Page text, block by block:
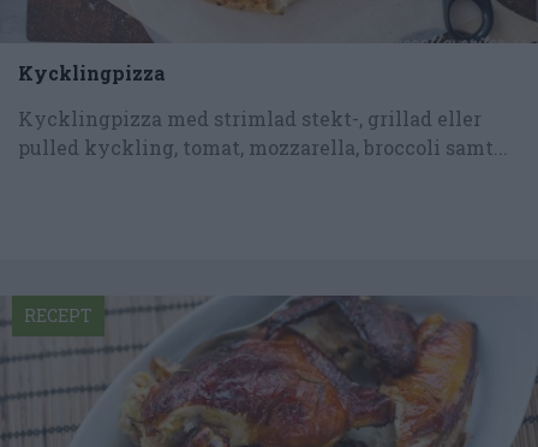
Kycklingpizza
Kycklingpizza med strimlad stekt-, grillad eller
pulled kyckling, tomat, mozzarella, broccoli samt...
RECEPT